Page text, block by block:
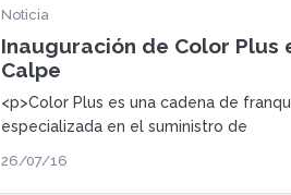
franquiciados un local en dicho Centro.
Noticia
Inauguración de Color Plus
Calpe
<p>Color Plus es una cadena de
especializada en el suministro de
26/07/16